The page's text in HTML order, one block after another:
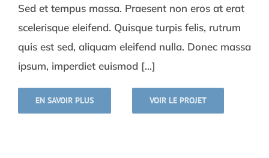
Sed et tempus massa. Praesent non eros at erat
scelerisque eleifend. Quisque turpis felis, rutrum
quis est sed, aliquam eleifend nulla. Donec massa
ipsum, imperdiet euismod [...]
EN SAVOIR PLUS VOIR LE PROJET